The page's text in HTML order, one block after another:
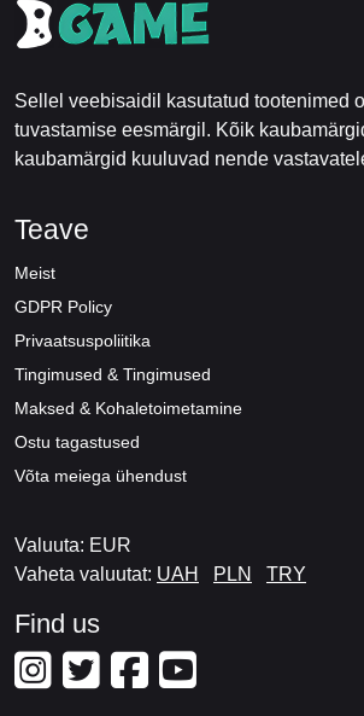
Sellel veebisaidil kasutatud tootenimed
tuvastamise eesmärgil. Kõik
kaubamärgid kuuluvad nende
Teave
Meist
GDPR Policy
Privaatsuspoliitika
Tingimused & Tingimused
Maksed & Kohaletoimetamine
Ostu tagastused
Võta meiega ühendust
Valuuta: EUR
Vaheta valuutat: UAH PLN TRY
Find us